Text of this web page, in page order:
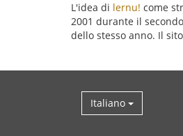
L'idea di lernu! come
2001 durante il
dello stesso anno. Il
Italiano